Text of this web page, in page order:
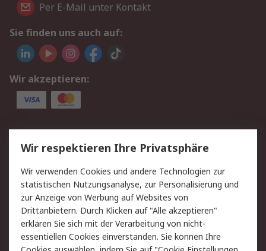
Per E-Mail unter Kontakt
Sie finden uns auch auf:
Wir akzeptieren:
Service
Value Added Services
Lieferlösungen
Rücksendung/Entsorgung Kontakt
Hilfe
Rechtliches
RS Verkaufs- und
Datenschutz
Wir respektieren Ihre Privatsphäre
Wir verwenden Cookies und andere Technologien zur
statistischen Nutzungsanalyse, zur Personalisierung und
zur Anzeige von Werbung auf Websites von
Drittanbietern. Durch Klicken auf "Alle akzeptieren"
erklären Sie sich mit der Verarbeitung von nicht-
essentiellen Cookies einverstanden. Sie können Ihre